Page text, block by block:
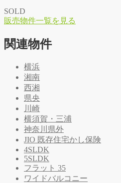
SOLD
販売物件一覧を 見る
関連物件
横浜
湘南
西湘
県央
川崎
横須賀・三浦
神奈川県外
JIO 既存住宅かし保険
4SLDK
5SLDK
フラット 35
ワイドバルコニー